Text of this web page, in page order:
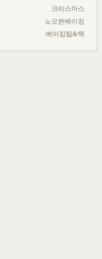
크리스마스
노오븐베이킹
베이킹팁&텍